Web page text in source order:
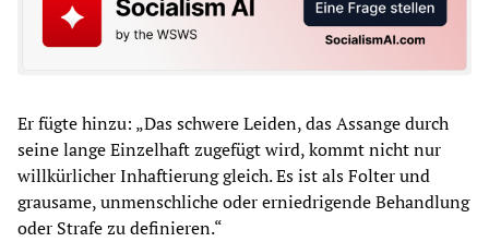
Er fügte hinzu: „Das schwere Leiden, das Assange durch
seine lange Einzelhaft zugefügt wird, kommt nicht nur
willkürlicher Inhaftierung gleich. Es ist als Folter und
grausame, unmenschliche oder erniedrigende Behandlung
oder Strafe zu definieren.“